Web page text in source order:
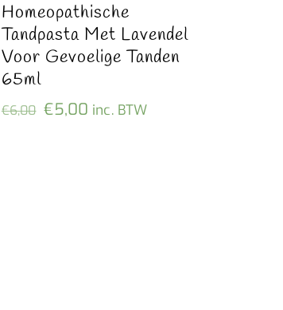
Homeopathische
Tandpasta Met Lavendel
Voor Gevoelige Tanden
65ml
€6,00 Oorspronkelijke
€5,00 Huidige
inc. BTW